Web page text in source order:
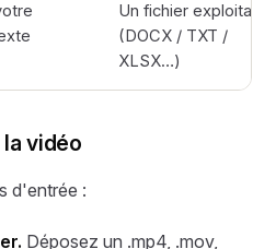
Un fichier exploitable
(DOCX / TXT /
XLSX…)
vidéo
d'entrée :
Déposez un .mp4, .mov,